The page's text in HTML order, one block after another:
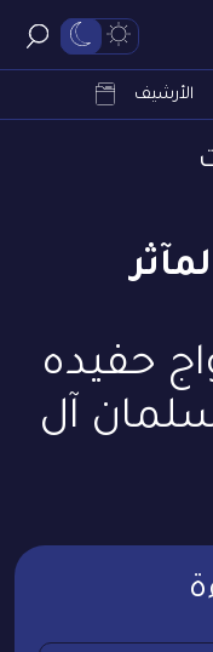
الأرشيف
حفيده
سلمان آل